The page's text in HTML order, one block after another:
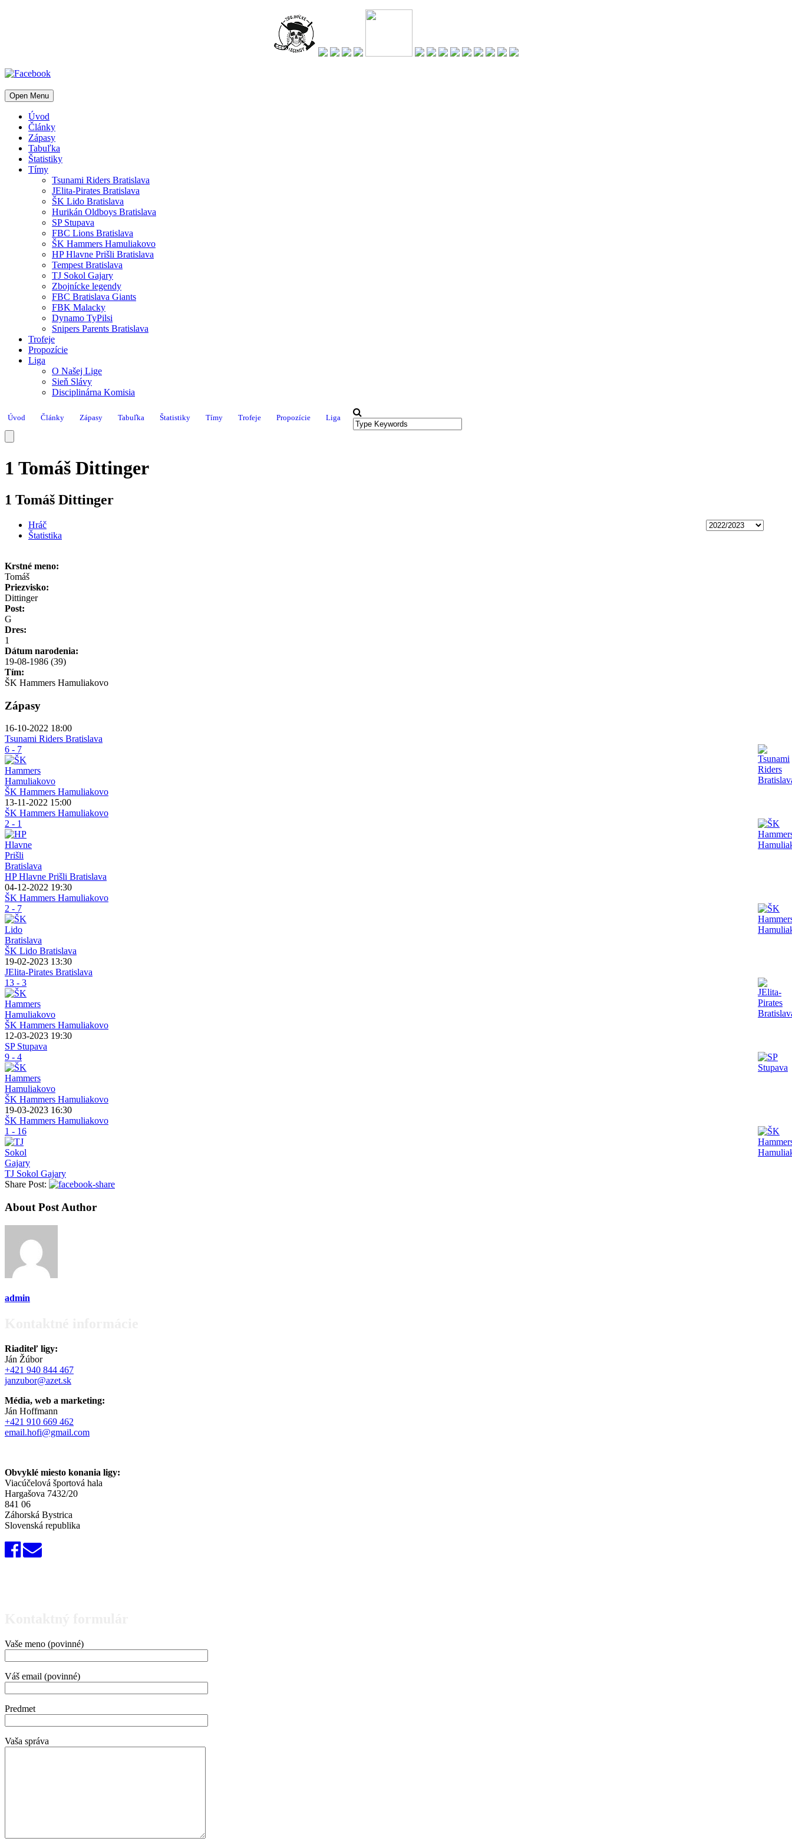
Open Menu
Úvod
Články
Zápasy
Tabuľka
Štatistiky
Tímy
Tsunami Riders Bratislava
JElita-Pirates Bratislava
ŠK Lido Bratislava
Hurikán Oldboys Bratislava
SP Stupava
FBC Lions Bratislava
ŠK Hammers Hamuliakovo
HP Hlavne Prišli Bratislava
Tempest Bratislava
TJ Sokol Gajary
Zbojnícke legendy
FBC Bratislava Giants
FBK Malacky
Dynamo TyPilsi
Snipers Parents Bratislava
Trofeje
Propozície
Liga
O Našej Lige
Sieň Slávy
Disciplinárna Komisia
Úvod Články Zápasy Tabuľka Štatistiky Tímy Trofeje Propozície Liga
1 Tomáš Dittinger
1 Tomáš Dittinger
Hráč
Štatistika
Krstné meno:
Tomáš
Priezvisko:
Dittinger
Post:
G
Dres:
1
Dátum narodenia:
19-08-1986 (39)
Tím:
ŠK Hammers Hamuliakovo
Zápasy
16-10-2022 18:00
Tsunami Riders Bratislava
6 - 7
ŠK Hammers Hamuliakovo
13-11-2022 15:00
ŠK Hammers Hamuliakovo
2 - 1
HP Hlavne Prišli Bratislava
04-12-2022 19:30
ŠK Hammers Hamuliakovo
2 - 7
ŠK Lido Bratislava
19-02-2023 13:30
JElita-Pirates Bratislava
13 - 3
ŠK Hammers Hamuliakovo
12-03-2023 19:30
SP Stupava
9 - 4
ŠK Hammers Hamuliakovo
19-03-2023 16:30
ŠK Hammers Hamuliakovo
1 - 16
TJ Sokol Gajary
Share Post:
About Post Author
admin
Riaditeľ ligy:
Ján Žúbor
+421 940 844 467
janzubor@azet.sk
Média, web a marketing:
Ján Hoffmann
+421 910 669 462
email.hofi@gmail.com
Obvyklé miesto konania ligy:
Viacúčelová športová hala
Hargašova 7432/20
841 06
Záhorská Bystrica
Slovenská republika
Vaše meno (povinné)
Váš email (povinné)
Predmet
Vaša správa